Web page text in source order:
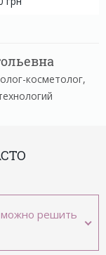
косметолог,
можно решить